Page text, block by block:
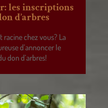
les inscriptions
d’arbres
racine chez vous? La
d’annoncer le
don d’arbres!